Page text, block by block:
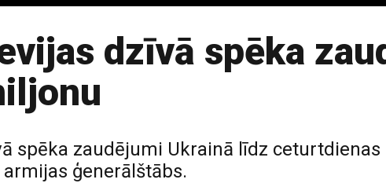
dzīvā spēka
spēka zaudējumi Ukrainā līdz
ģenerālštābs.